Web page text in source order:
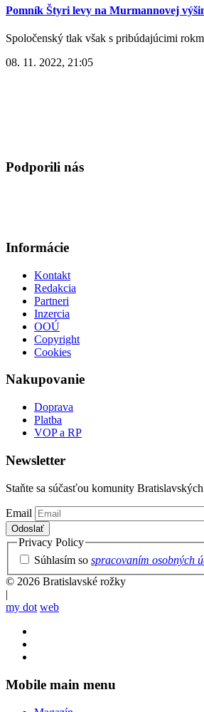
Pomník Štyri levy na Murmannovej
Spoločenský tlak však s pribúdajúcimi
08. 11. 2022, 21:05
Podporili nás
Informácie
Kontakt
Redakcia
Partneri
Inzercia
OOÚ
Copyright
Cookies
Nakupovanie
Doprava
Platba
VOP a RP
Newsletter
Staňte sa súčasťou komunity
Email
Privacy Policy
Súhlasím so spracovaním osobných
© 2026 Bratislavské rožky
|
my dot web
Mobile main menu